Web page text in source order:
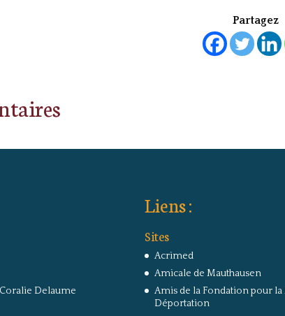
Partagez
Delaume
Liens :
Sites
Acrimed
Amicale de Mauthausen
Amis de la Fondation pour
Déportation